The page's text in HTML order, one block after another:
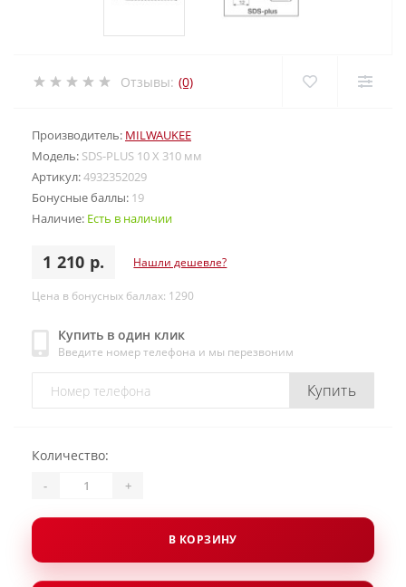
Отзывы: (0)
Производитель: MILWAUKEE
Модель: SDS-PLUS 10 X 310 мм
Артикул:4932352029
Бонусные баллы: 19
Наличие: Есть в наличии
1 210 р. Нашли дешевле?
Цена в бонусных баллах: 1290
Купить в один клик
Введите номер телефона и мы перезвоним
Купить
Количество:
- +
В КОРЗИНУ